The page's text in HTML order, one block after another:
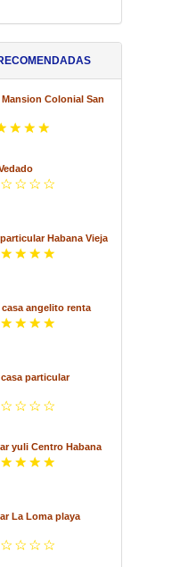
Mansion Colonial San
Habana Vieja
casa angelito renta
particular
yuli Centro Habana
La Loma playa